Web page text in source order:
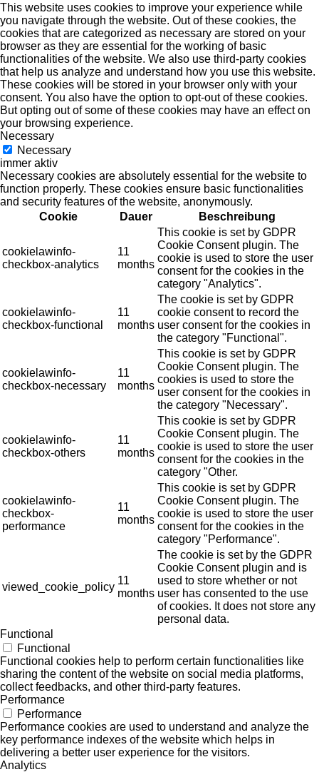
This website uses cookies to improve your experience while
you navigate through the website. Out of these cookies, the
cookies that are categorized as necessary are stored on your
browser as they are essential for the working of basic
functionalities of the website. We also use third-party cookies
that help us analyze and understand how you use this website.
These cookies will be stored in your browser only with your
consent. You also have the option to opt-out of these cookies.
But opting out of some of these cookies may have an effect on
your browsing experience.
Necessary
Necessary
immer aktiv
Necessary cookies are absolutely essential for the website to
function properly. These cookies ensure basic functionalities
and security features of the website, anonymously.
Cookie
Dauer Beschreibung
cookielawinfo-
checkbox-analytics
11
months
This cookie is set by GDPR
Cookie Consent plugin. The
cookie is used to store the user
consent for the cookies in the
category "Analytics".
cookielawinfo-
checkbox-functional
11
months
The cookie is set by GDPR
cookie consent to record the
user consent for the cookies in
the category "Functional".
cookielawinfo-
checkbox-necessary
11
months
This cookie is set by GDPR
Cookie Consent plugin. The
cookies is used to store the
user consent for the cookies in
the category "Necessary".
cookielawinfo-
checkbox-others
11
months
This cookie is set by GDPR
Cookie Consent plugin. The
cookie is used to store the user
consent for the cookies in the
category "Other.
cookielawinfo-
checkbox-
performance
11
months
This cookie is set by GDPR
Cookie Consent plugin. The
cookie is used to store the user
consent for the cookies in the
category "Performance".
viewed_cookie_policy
11
months
The cookie is set by the GDPR
Cookie Consent plugin and is
used to store whether or not
user has consented to the use
of cookies. It does not store any
personal data.
Functional
Functional
Functional cookies help to perform certain functionalities like
sharing the content of the website on social media platforms,
collect feedbacks, and other third-party features.
Performance
Performance
Performance cookies are used to understand and analyze the
key performance indexes of the website which helps in
delivering a better user experience for the visitors.
Analytics